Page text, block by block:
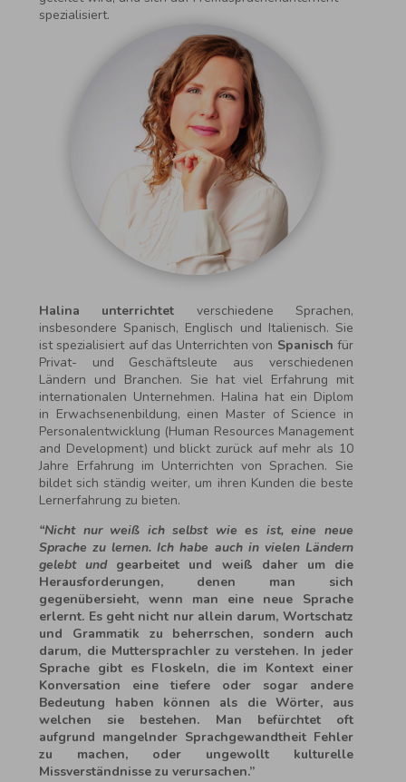
spezialisiert.
Halina unterrichtet verschiedene Sprachen,
insbesondere Spanisch, Englisch und Italienisch. Sie
ist spezialisiert auf das Unterrichten von Spanisch für
Privat- und Geschäftsleute aus verschiedenen
Ländern und Branchen. Sie hat viel Erfahrung mit
internationalen Unternehmen. Halina hat ein Diplom
in Erwachsenenbildung, einen Master of Science in
Personalentwicklung (Human Resources Management
and Development) und blickt zurück auf mehr als 10
Jahre Erfahrung im Unterrichten von Sprachen. Sie
bildet sich ständig weiter, um ihren Kunden die beste
Lernerfahrung zu bieten.
“Nicht nur weiß ich selbst wie es ist, eine neue
Sprache zu lernen. Ich habe auch in vielen Ländern
gelebt und gearbeitet und weiß daher um die
Herausforderungen, denen man sich
gegenübersieht, wenn man eine neue Sprache
erlernt. Es geht nicht nur allein darum, Wortschatz
und Grammatik zu beherrschen, sondern auch
darum, die Muttersprachler zu verstehen. In jeder
Sprache gibt es Floskeln, die im Kontext einer
Konversation eine tiefere oder sogar andere
Bedeutung haben können als die Wörter, aus
welchen sie bestehen. Man befürchtet oft
aufgrund mangelnder Sprachgewandtheit Fehler
zu machen, oder ungewollt kulturelle
Missverständnisse zu verursachen.”